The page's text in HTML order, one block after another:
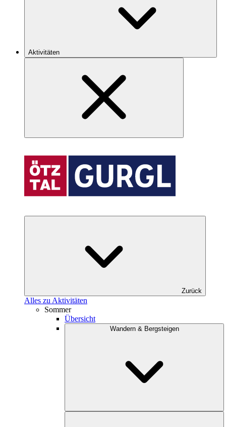
Aktivitäten
Zurück
Alles zu Aktivitäten
Sommer
Übersicht
Wandern & Bergsteigen